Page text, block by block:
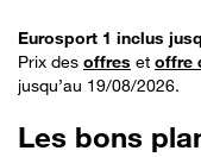
Eurosport 1 inclus
Prix des offres et offre
jusqu’au 19/08/2026.
Les bons